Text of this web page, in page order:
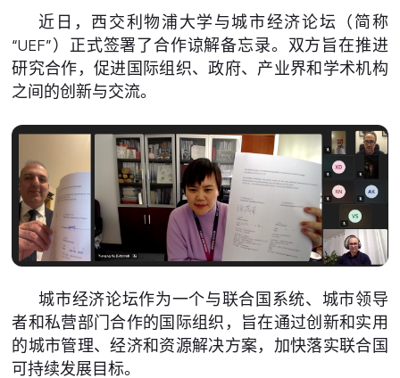
关于我们
近日，西交利物浦大学与城市经济论坛（简称
“UEF”）正式签署了合作谅解备忘录。双方旨在推进
研究合作，促进国际组织、政府、产业界和学术机构
之间的创新与交流。
城市经济论坛作为一个与联合国系统、城市领导
者和私营部门合作的国际组织，旨在通过创新和实用
的城市管理、经济和资源解决方案，加快落实联合国
可持续发展目标。